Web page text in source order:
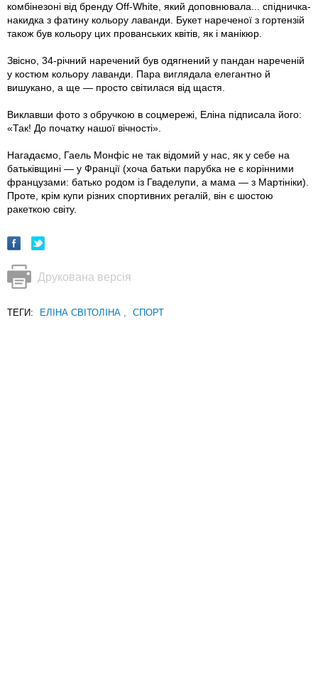
комбінезоні від бренду Off-White, який доповнювала... спідничка-
накидка з фатину кольору лаванди. Букет нареченої з гортензій
також був кольору цих прованських квітів, як і манікюр.
Звісно, 34-річний наречений був одягнений у пандан нареченій
у костюм кольору лаванди. Пара виглядала елегантно й
вишукано, а ще — просто світилася від щастя.
Виклавши фото з обручкою в соцмережі, Еліна підписала його:
«Так! До початку нашої вічності».
Нагадаємо, Гаель Монфіс не так відомий у нас, як у себе на
батьківщині — у Франції (хоча батьки парубка не є корінними
французами: батько родом із Гваделупи, а мама — з Мартініки).
Проте, крім купи різних спортивних регалій, він є шостою
ракеткою світу.
Друкована версія
ТЕГИ: ЕЛІНА СВІТОЛІНА , СПОРТ